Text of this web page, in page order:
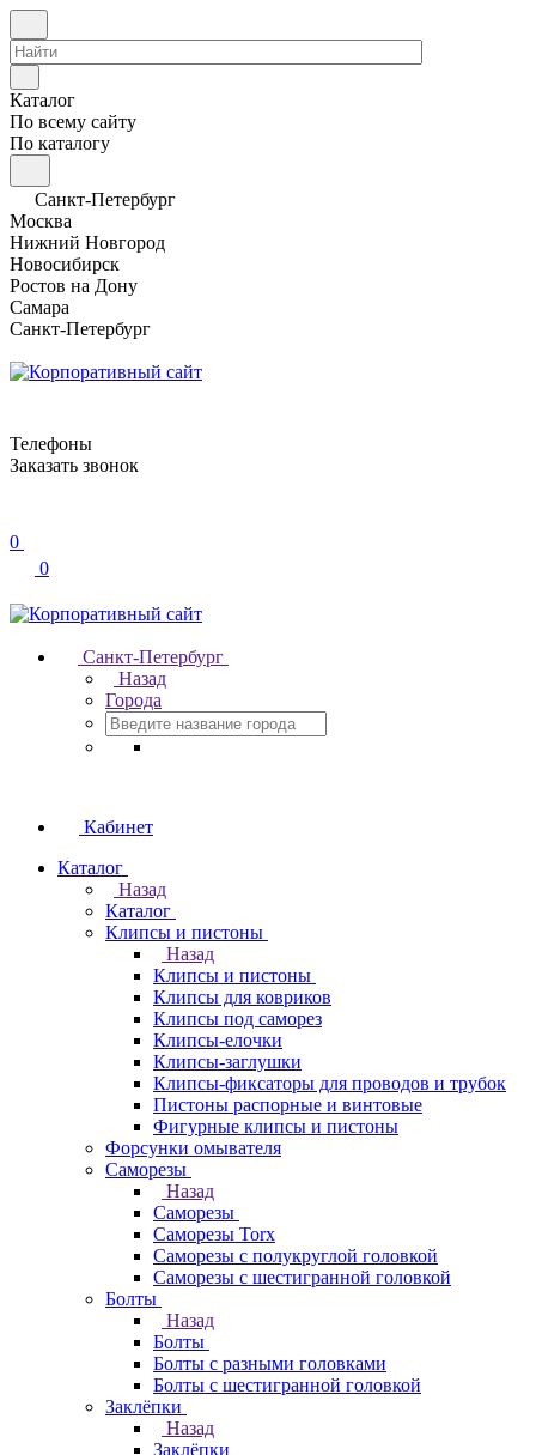
Каталог
По всему сайту
По каталогу
Санкт-Петербург
Москва
Нижний Новгород
Новосибирск
Ростов на Дону
Самара
Санкт-Петербург
Телефоны
Заказать звонок
0
0
Санкт-Петербург
Назад
Города
Кабинет
Каталог
Назад
Каталог
Клипсы и пистоны
Назад
Клипсы и пистоны
Клипсы для ковриков
Клипсы под саморез
Клипсы-елочки
Клипсы-заглушки
Клипсы-фиксаторы для проводов и трубок
Пистоны распорные и винтовые
Фигурные клипсы и пистоны
Форсунки омывателя
Саморезы
Назад
Саморезы
Саморезы Torx
Саморезы с полукруглой головкой
Саморезы с шестигранной головкой
Болты
Назад
Болты
Болты с разными головками
Болты с шестигранной головкой
Заклёпки
Назад
Заклёпки